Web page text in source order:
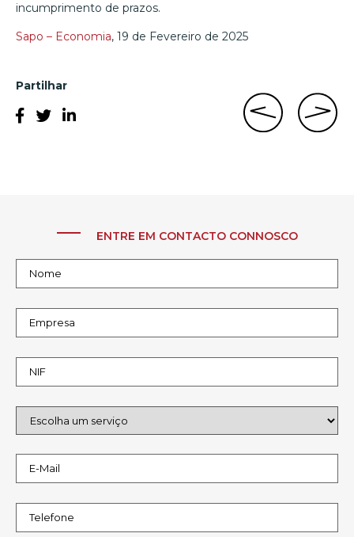
incumprimento de prazos.
Sapo – Economia, 19 de Fevereiro de 2025
Partilhar
ENTRE EM CONTACTO CONNOSCO